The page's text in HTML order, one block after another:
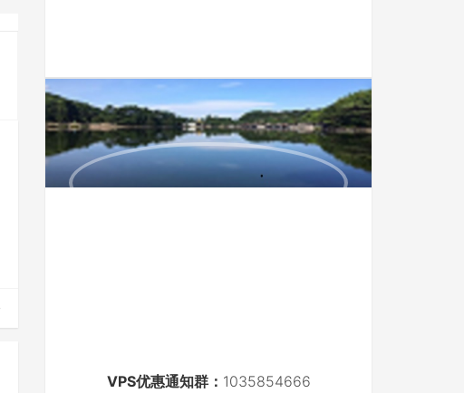
VPS优惠通知群： 1035854666